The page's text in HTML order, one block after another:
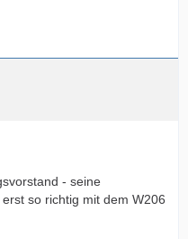
- seine
so richtig mit dem W206